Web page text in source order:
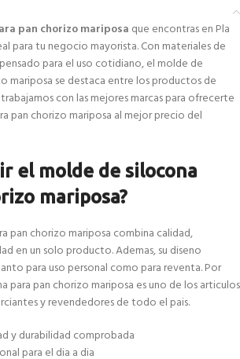
pan chorizo mariposa que encontras en Pla
para tu negocio mayorista. Con materiales de
para el uso cotidiano, el molde de
mariposa se destaca entre los productos de
con las mejores marcas para ofrecerte
pan chorizo mariposa al mejor precio del
el molde de silocona
mariposa?
pan chorizo mariposa combina calidad,
en un solo producto. Ademas, su diseno
para uso personal como para reventa. Por
para pan chorizo mariposa es uno de los articulos
y revendedores de todo el pais.
y durabilidad comprobada
para el dia a dia